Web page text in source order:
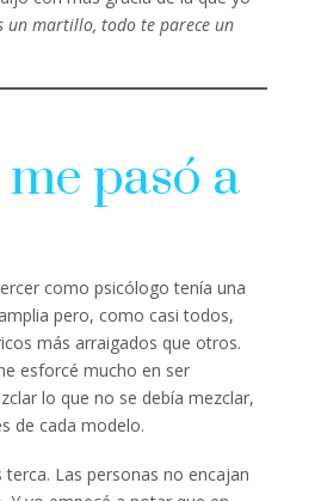
un martillo, todo te parece un
pasó a
como psicólogo tenía una
pero, como casi todos,
más arraigados que otros.
esforcé mucho en ser
lo que no se debía mezclar,
de cada modelo.
terca. Las personas no encajan